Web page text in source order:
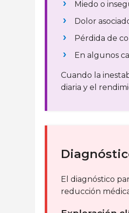
Miedo o
Dolor
Pérdida de
En algunos
Cuando la
diaria y el
El diagnóstico
reducción